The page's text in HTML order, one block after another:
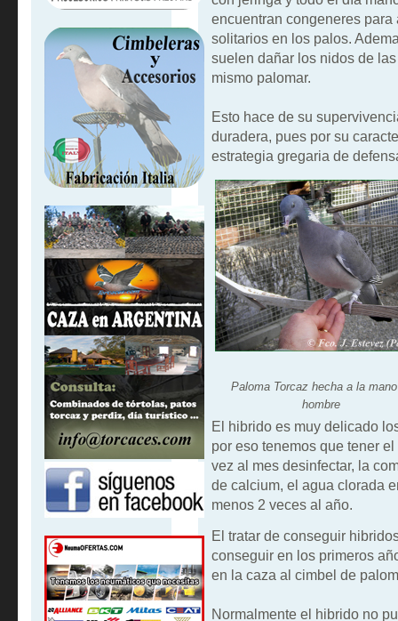
encuentran congeneres
solitarios en los palos.
suelen dañar los nidos de
mismo palomar.
Esto hace de su
duradera, pues por su
estrategia gregaria de
Paloma Torcaz hecha a la
hombre
El hibrido es muy delicado
por eso tenemos que tener
vez al mes desinfectar, la
de calcium, el agua clorada
menos 2 veces al año.
El tratar de conseguir
conseguir en los primeros
en la caza al cimbel de
Normalmente el hibrido no